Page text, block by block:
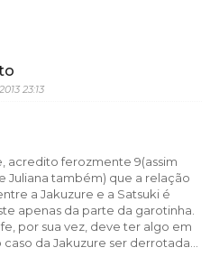
23:13
acredito ferozmente 9(assim
Juliana também) que a relação
a Jakuzure e a Satsuki é
apenas da parte da garotinha.
por sua vez, deve ter algo em
da Jakuzure ser derrotada...